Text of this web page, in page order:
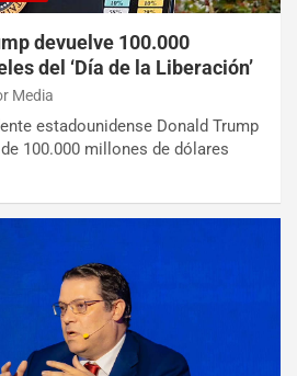
devuelve 100.000
del ‘Día de la Liberación’
Media
estadounidense Donald Trump
100.000 millones de dólares